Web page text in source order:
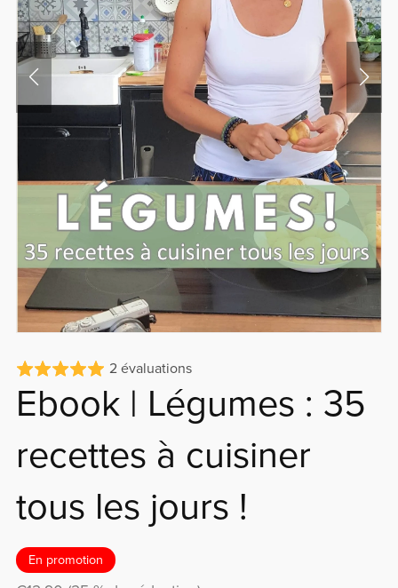
2 évaluations
Ebook | Légumes : 35
recettes à cuisiner
tous les jours !
En promotion